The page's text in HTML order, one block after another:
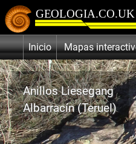
Inicio Mapas
Anillos Liesegang
Albarracín (Teruel)